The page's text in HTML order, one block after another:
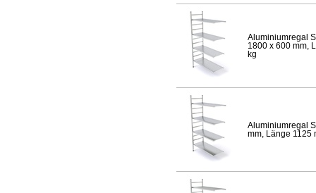
Aluminiumregal
1800 x 600 mm,
kg
Aluminiumregal
mm, Länge 1125